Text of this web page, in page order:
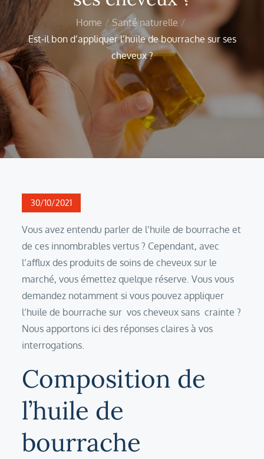
Home
Santé naturelle
Est-il bon d’appliquer l’huile de bourrache sur ses
cheveux ?
Posted
30/10/2021
Vous avez entendu parler de l’huile de bourrache et
de ces innombrables vertus ? Cependant, avec
l’afflux des produits de soins de cheveux sur le
marché, vous émettez quelque réserve. Vous vous
demandez notamment si vous pouvez appliquer
l’huile de bourrache sur vos cheveux sans crainte ?
Nous apportons ici des réponses claires à vos
interrogations.
Composition de
l’huile de
bourrache